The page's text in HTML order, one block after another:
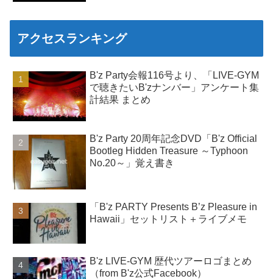
アクセスランキング
B'z Party会報116号より、「LIVE-GYM
で聴きたいB'zナンバー」アンケート集
計結果 まとめ
B'z Party 20周年記念DVD「B'z Official
Bootleg Hidden Treasure ～Typhoon
No.20～」覚え書き
「B'z PARTY Presents B’z Pleasure in
Hawaii」セットリスト＋ライブメモ
B'z LIVE-GYM 歴代ツアーロゴまとめ
（from B'z公式Facebook）